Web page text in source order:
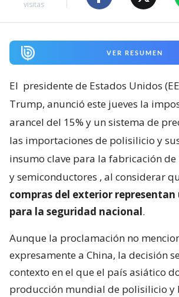
visitas
VER RESUMEN
El presidente de Estados Unidos
Trump, anunció este jueves la
arancel del 15% y un sistema de
las importaciones de polisilicio y
insumo clave para la fabricación de
y semiconductores , al considerar
compras del exterior representan
para la seguridad nacional.
Aunque la proclamación no
expresamente a China, la decisión
contexto en el que el país asiático
producción mundial de polisilicio y